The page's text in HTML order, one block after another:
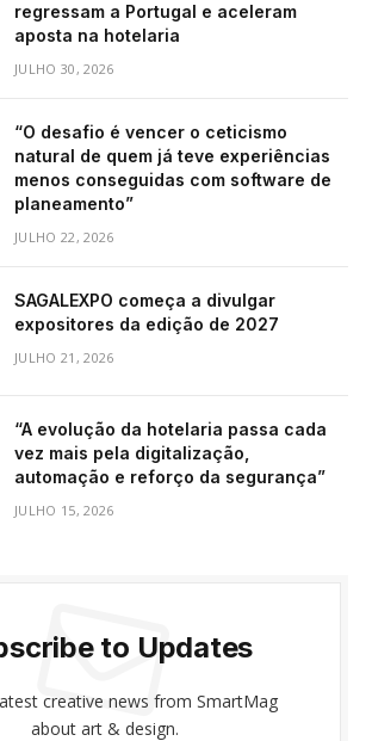
regressam a Portugal e aceleram
aposta na hotelaria
JULHO 30, 2026
“O desafio é vencer o ceticismo
natural de quem já teve experiências
menos conseguidas com software de
planeamento”
JULHO 22, 2026
SAGALEXPO começa a divulgar
expositores da edição de 2027
JULHO 21, 2026
“A evolução da hotelaria passa cada
vez mais pela digitalização,
automação e reforço da segurança”
JULHO 15, 2026
to Updates
creative news from SmartMag
about art & design.